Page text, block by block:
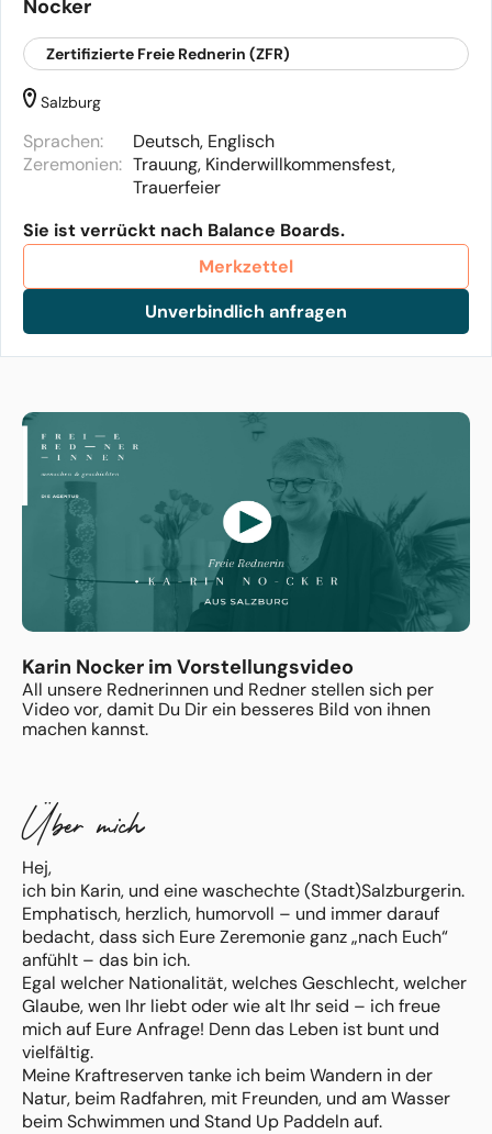
Nocker
Zertifizierte Freie Rednerin (ZFR)
Salzburg
Sprachen:
Deutsch, Englisch
Zeremonien: Trauung, Kinderwillkommensfest,
Trauerfeier
Sie ist verrückt nach Balance Boards.
Merkzettel
Unverbindlich anfragen
Karin Nocker im Vorstellungsvideo
All unsere Rednerinnen und Redner stellen sich per
Video vor, damit Du Dir ein besseres Bild von ihnen
machen kannst.
Über mich
Hej,
ich bin Karin, und eine waschechte (Stadt)Salzburgerin.
Emphatisch, herzlich, humorvoll – und immer darauf
bedacht, dass sich Eure Zeremonie ganz „nach Euch“
anfühlt – das bin ich.
Egal welcher Nationalität, welches Geschlecht, welcher
Glaube, wen Ihr liebt oder wie alt Ihr seid – ich freue
mich auf Eure Anfrage! Denn das Leben ist bunt und
vielfältig.
Meine Kraftreserven tanke ich beim Wandern in der
Natur, beim Radfahren, mit Freunden, und am Wasser
beim Schwimmen und Stand Up Paddeln auf.